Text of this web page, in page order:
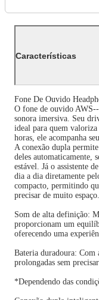
Características
Fone De Ouvido
O fone de ouvido
sonora imersiva. Seu
ideal para quem
horas, ele acompanha
A conexão dupla
deles automaticamente,
estável. Já o assistente
dia a dia diretamente
compacto, permitindo
precisar de muito
Som de alta definição:
proporcionam um
oferecendo uma
Bateria duradoura: Com
prolongadas sem
*Dependendo das